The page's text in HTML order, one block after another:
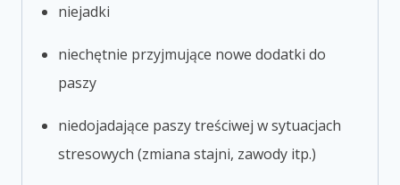
niejadki
niechętnie przyjmujące nowe dodatki do
paszy
niedojadające paszy treściwej w sytuacjach
stresowych (zmiana stajni, zawody itp.)